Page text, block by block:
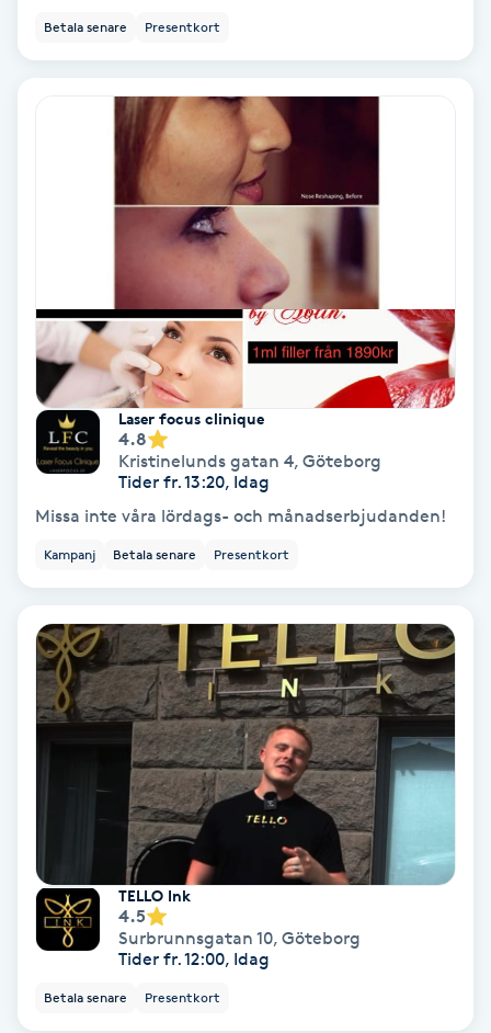
Damklippning
Enzympeeling
Extensions
Eyeliner-tatuering
Face framing
Faceliftmassage
Fettreducering
Fibromassage
Fillers
Betala senare Presentkort
Laser focus clinique
4.8
Kristinelunds gatan 4, Göteborg
Tider fr. 13:20, Idag
Missa inte våra lördags- och månadserbjudanden!
Kampanj Betala senare Presentkort
TELLO Ink
4.5
Surbrunnsgatan 10, Göteborg
Tider fr. 12:00, Idag
Betala senare Presentkort